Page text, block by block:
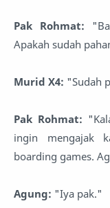
Pak Rohmat:
Apakah sudah
Murid X4: "Sudah
Pak Rohmat:
ingin mengajak
boarding games.
Agung: "Iya pak."